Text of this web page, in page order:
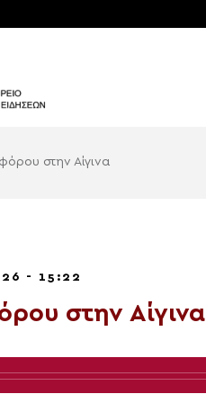
στην Αίγινα
- 15:22
στην Αίγινα